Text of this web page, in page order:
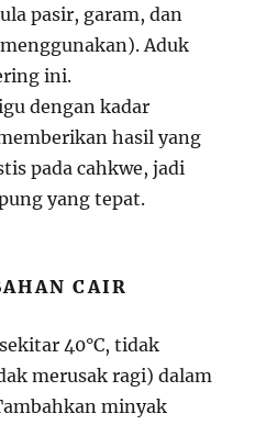
pasir, garam, dan
Aduk
ini.
dengan kadar
hasil yang
pada cahkwe, jadi
yang tepat.
CAIR
40°C, tidak
merusak ragi) dalam
minyak